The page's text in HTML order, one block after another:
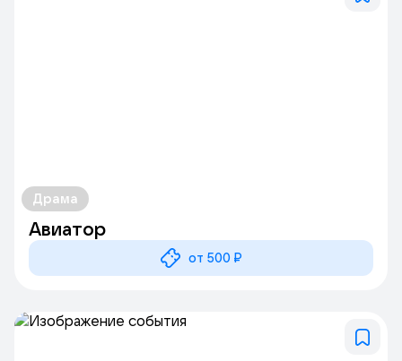
Драма
Авиатор
от 500 ₽